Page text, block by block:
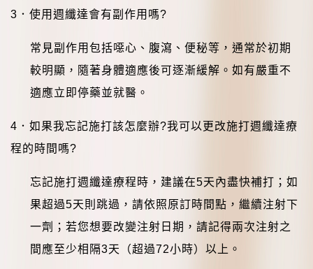
3 ．使用週纖達會有副作用嗎?
常見副作用包括噁心、腹瀉、便秘等，通常於初期
較明顯，隨著身體適應後可逐漸緩解。如有嚴重不
適應立即停藥並就醫。
4 ．如果我忘記施打該怎麼辦?我可以更改施打週纖達療
程的時間嗎?
忘記施打週纖達療程時，建議在5天內盡快補打；如
果超過5天則跳過，請依照原訂時間點，繼續注射下
一劑；若您想要改變注射日期，請記得兩次注射之
間應至少相隔3天（超過72小時）以上。